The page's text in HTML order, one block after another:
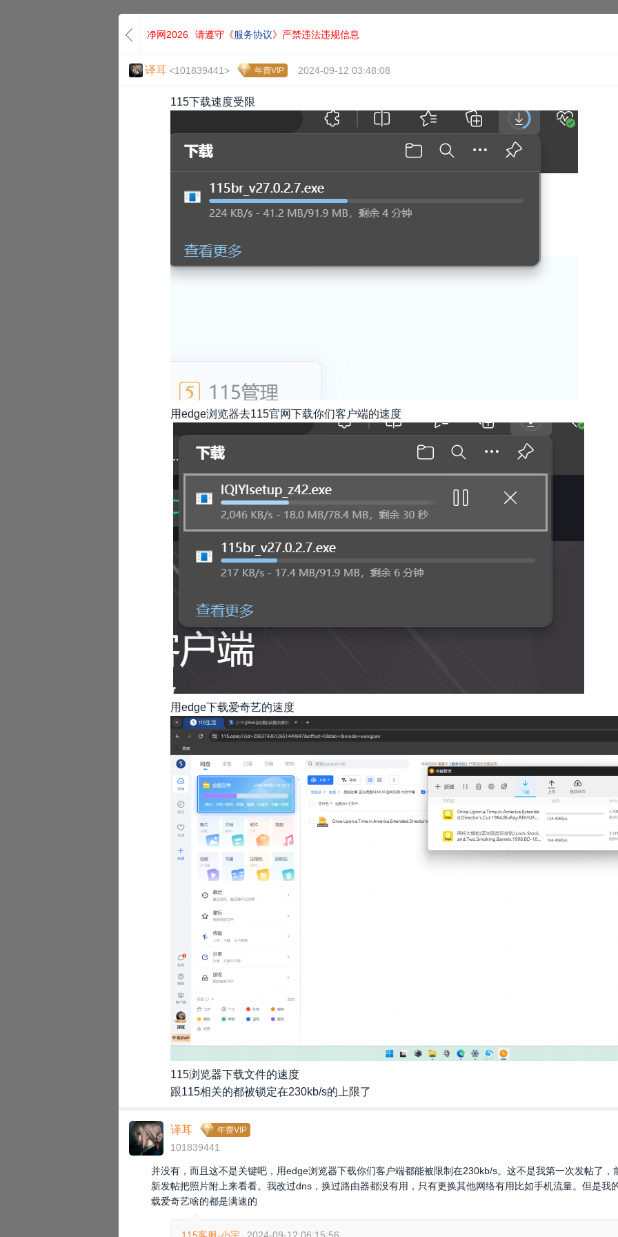
净网2026 请遵守《服务协议》严禁违法违规信息
译耳<101839441> 年费VIP 2024-09-12 03:48:08
115下载速度受限
用edge浏览器去115官网下载你们客户端的速度
用edge下载爱奇艺的速度
115浏览器下载文件的速度
跟115相关的都被锁定在230kb/s的上限了
译耳 年费VIP
101839441
并没有，而且这不是关键吧，用edge浏览器下载你们客户端都能被限制在230kb/s。这不是我第一次发帖了，
新发帖把照片附上来看看。我改过dns，换过路由器都没有用，只有更换其他网络有用比如手机流量。但是我
载爱奇艺啥的都是满速的